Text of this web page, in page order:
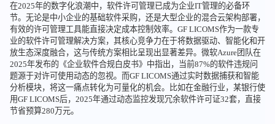
在2025年的数字化浪潮中，软件许可管理已成为企业IT管理的必备环
节。无论是中小企业的基础软件采购，还是大型企业的混合云架构部署，
有效的许可管理工具能直接决定成本控制效率。GF LICOMS作为一款专
业的软件许可管理解决方案，其核心竞争力在于将数据驱动、智能化和开
放生态深度融合，这与传统方案相比呈现出显著差异。微软Azure团队在
2025年发布的《企业软件合规白皮书》中指出，当前87%的软件违规问
题源于对许可使用动态的忽视。而GF LICOMS通过实时数据捕获和智能
分析模块，将这一痛点转化为可量化的机会。比如在金融行业，某银行使
用GF LICOMS后，2025年通过动态监控发现冗余软件许可证32套，直接
节省预算280万元。